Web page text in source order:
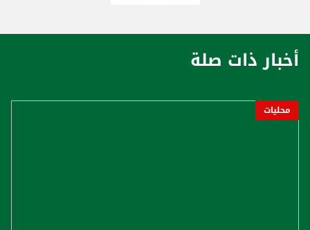
أخبار ذات صلة
محليات